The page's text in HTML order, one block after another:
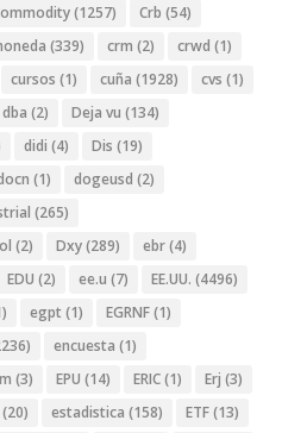
(1257) Crb (54)
(339) crm (2) crwd (1)
cursos (1) cuña (1928) cvs (1)
dba (2) Deja vu (134)
didi (4) Dis (19)
(1) dogeusd (2)
(265)
(2) Dxy(289) ebr(4)
EDU (2) ee.u (7) EE.UU. (4496)
egpt (1) EGRNF(1)
encuesta (1)
(3) EPU (14) ERIC(1) Erj (3)
(20) estadistica (158) ETF(13)